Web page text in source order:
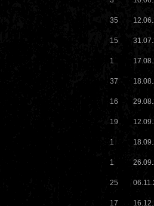
35
15
1
37
16
19
1
1
25
17